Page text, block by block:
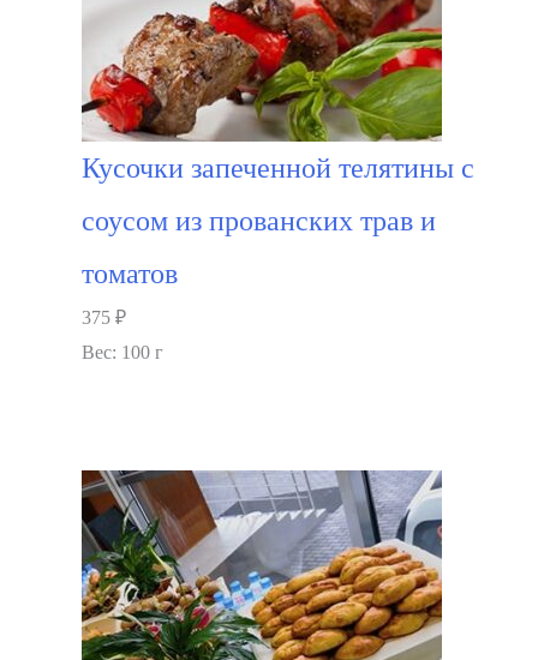
Кусочки запеченной телятины с
соусом из прованских трав и
томатов
375 ₽
Вес: 100 г